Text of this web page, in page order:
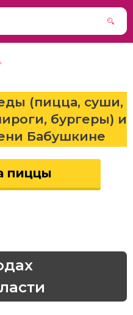
(пицца, суши,
бургеры) и
Бабушкине
пиццы